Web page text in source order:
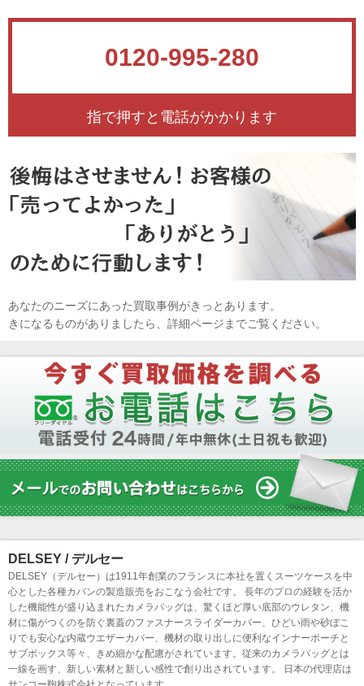
0120-995-280
指で押すと電話がかかります
あなたのニーズにあった買取事例がきっとあります。
きになるものがありましたら、詳細ページまでご覧ください。
DELSEY / デルセー
DELSEY（デルセー）は1911年創業のフランスに本社を置くスーツケースを中
心とした各種カバンの製造販売をおこなう会社です。 長年のプロの経験を活か
した機能性が盛り込まれたカメラバッグは、驚くほど厚い底部のウレタン、機
材に傷がつくのを防ぐ裏蓋のファスナースライダーカバー、ひどい雨や砂ぼこ
りでも安心な内蔵ウエザーカバー、機材の取り出しに便利なインナーポーチと
サブボックス等々、きめ細かな配慮がされています。従来のカメラバッグとは
一線を画す、新しい素材と新しい感性で創り出されています。 日本の代理店は